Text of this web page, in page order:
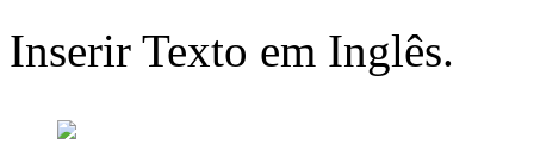
Inserir Texto em Inglês.